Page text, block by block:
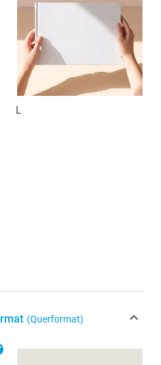
L
(Querformat)